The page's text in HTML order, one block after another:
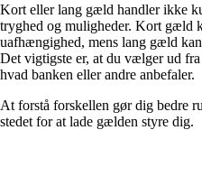
Kort eller lang gæld handler ikke
tryghed og muligheder. Kort gæld
uafhængighed, mens lang gæld
Det vigtigste er, at du vælger ud
hvad banken eller andre anbefaler.
At forstå forskellen gør dig bedre
stedet for at lade gælden styre dig.